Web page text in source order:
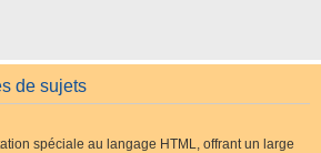
de sujets
spéciale au langage HTML, offrant un large